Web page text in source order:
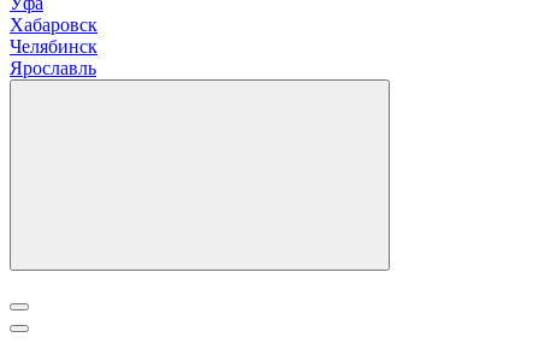
Хабаровск
Челябинск
Ярославль